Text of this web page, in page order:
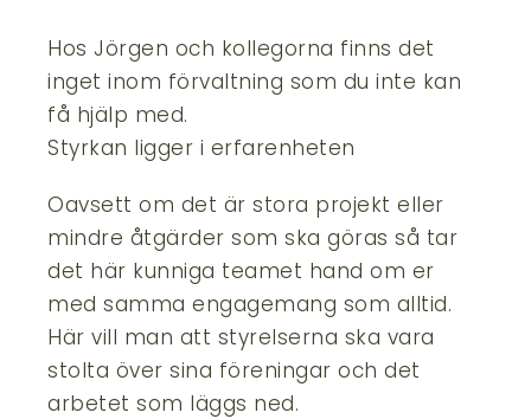
Hos Jörgen och kollegorna finns det
inget inom förvaltning som du inte kan
få hjälp med.
Styrkan ligger i erfarenheten
Oavsett om det är stora projekt eller
mindre åtgärder som ska göras så tar
det här kunniga teamet hand om er
med samma engagemang som alltid.
Här vill man att styrelserna ska vara
stolta över sina föreningar och det
arbetet som läggs ned.